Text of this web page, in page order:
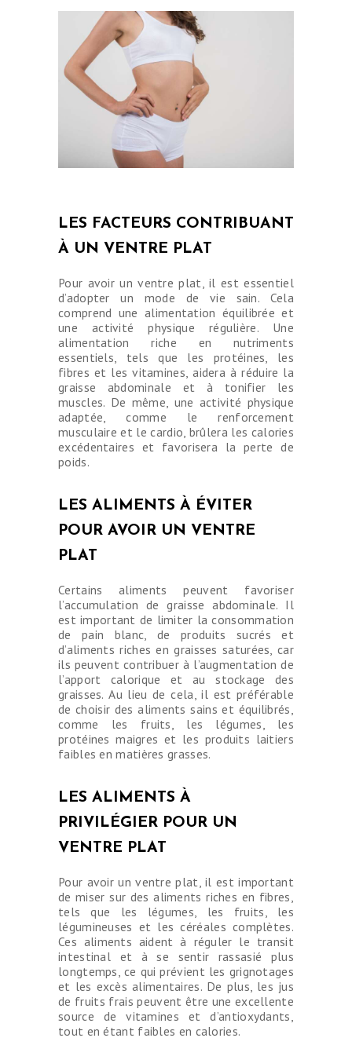
LES FACTEURS CONTRIBUANT
À UN VENTRE PLAT
Pour avoir un ventre plat, il est essentiel
d’adopter un mode de vie sain. Cela
comprend une alimentation équilibrée et
une activité physique régulière. Une
alimentation riche en nutriments
essentiels, tels que les protéines, les
fibres et les vitamines, aidera à réduire la
graisse abdominale et à tonifier les
muscles. De même, une activité physique
adaptée, comme le renforcement
musculaire et le cardio, brûlera les calories
excédentaires et favorisera la perte de
poids.
LES ALIMENTS À ÉVITER
POUR AVOIR UN VENTRE
PLAT
Certains aliments peuvent favoriser
l’accumulation de graisse abdominale. Il
est important de limiter la consommation
de pain blanc, de produits sucrés et
d’aliments riches en graisses saturées, car
ils peuvent contribuer à l’augmentation de
l’apport calorique et au stockage des
graisses. Au lieu de cela, il est préférable
de choisir des aliments sains et équilibrés,
comme les fruits, les légumes, les
protéines maigres et les produits laitiers
faibles en matières grasses.
LES ALIMENTS À
PRIVILÉGIER POUR UN
VENTRE PLAT
Pour avoir un ventre plat, il est important
de miser sur des aliments riches en fibres,
tels que les légumes, les fruits, les
légumineuses et les céréales complètes.
Ces aliments aident à réguler le transit
intestinal et à se sentir rassasié plus
longtemps, ce qui prévient les grignotages
et les excès alimentaires. De plus, les jus
de fruits frais peuvent être une excellente
source de vitamines et d’antioxydants,
tout en étant faibles en calories.